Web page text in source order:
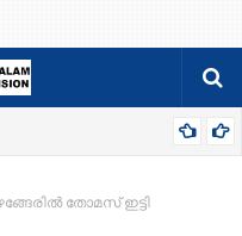
തോമസ് ഇട്ടി